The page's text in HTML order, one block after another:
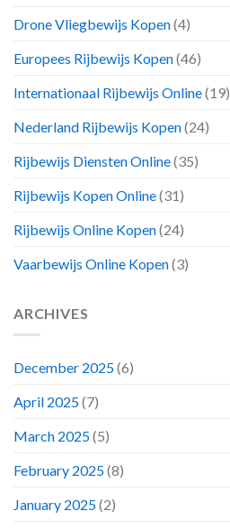
Drone Vliegbewijs Kopen(4)
Europees Rijbewijs Kopen(46)
Internationaal Rijbewijs Online(19)
Nederland Rijbewijs Kopen(24)
Rijbewijs Diensten Online(35)
Rijbewijs Kopen Online(31)
Rijbewijs Online Kopen(24)
Vaarbewijs Online Kopen(3)
ARCHIVES
December 2025(6)
April 2025(7)
March 2025(5)
February 2025(8)
January 2025(2)